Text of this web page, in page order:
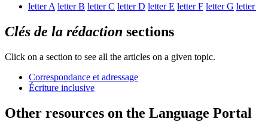
letterA letterB letterC letterD letterE letterF letterG letter
Clés de la rédaction sections
Click on a section to see all the articles on a given topic.
Correspondance et adressage
Écriture inclusive
Other resources on the Language Portal